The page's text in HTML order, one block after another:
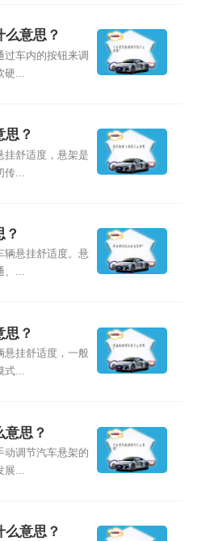
意思？
过车内的按钮来调
...
思？
挂舒适度，悬架是
...
？
辆悬挂舒适度。悬
、...
思？
悬挂舒适度，一般
式...
思？
动调节汽车悬架的
展...
意思？